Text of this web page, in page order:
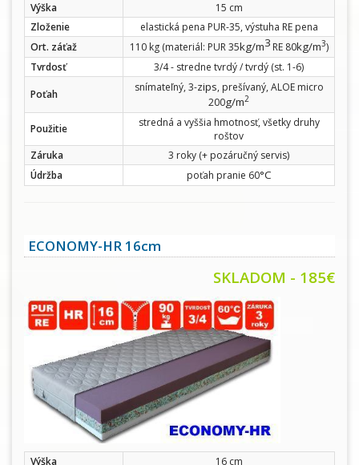
Výška
15 cm
Zloženie
elastická pena PUR-35, výstuha RE pena
Ort. záťaž
110 kg (materiál: PUR 35kg/m3 RE 80kg/m3)
Tvrdosť
3/4 - stredne tvrdý / tvrdý (st. 1-6)
Poťah
snímateľný, 3-zips, prešívaný, ALOE micro
200g/m2
Použitie
stredná a vyššia hmotnosť, všetky druhy
roštov
Záruka
3 roky (+ pozáručný servis)
Údržba
poťah pranie 60°C
ECONOMY-HR 16cm
SKLADOM - 185€
Výška
16 cm